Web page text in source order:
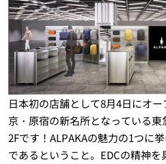
日本初の店舗として8月4日にオ
京・原宿の新名所となっている
2Fです！ALPAKAの魅力の1つに
であるということ。EDCの精神